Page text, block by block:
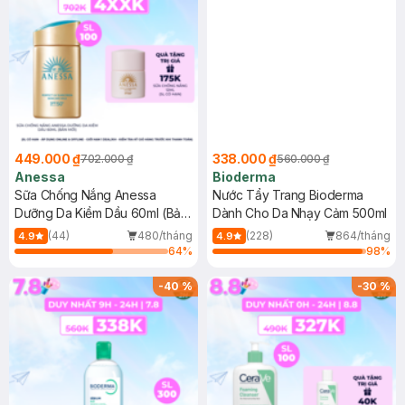
449.000 ₫702.000 ₫
Anessa
Sữa Chống Nắng Anessa
Dưỡng Da Kiềm Dầu 60ml (Bản
Mới)
4.9 (44)
480/tháng
64%
338.000 ₫560.000 ₫
Bioderma
Nước Tẩy Trang Bioderma
Dành Cho Da Nhạy Cảm 500ml
4.9 (228)
864/tháng
98%
-40% -30%